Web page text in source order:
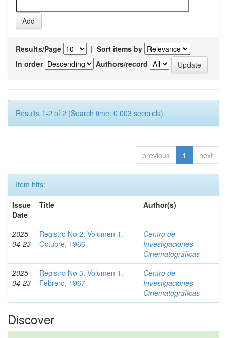
Results/Page | Sort items by
In order
Authors/record
Results 1-2 of 2 (Search time: 0.003 seconds).
previous 1 next
Item hits:
Issue
Date
Title Author(s)
2025-
04-23
Registro No 2. Volumen 1.
Octubre, 1966
Centro de
Investigaciones
Cinematográficas
2025-
04-23
Registro No 3. Volumen 1.
Febrero, 1967
Centro de
Investigaciones
Cinematográficas
Discover